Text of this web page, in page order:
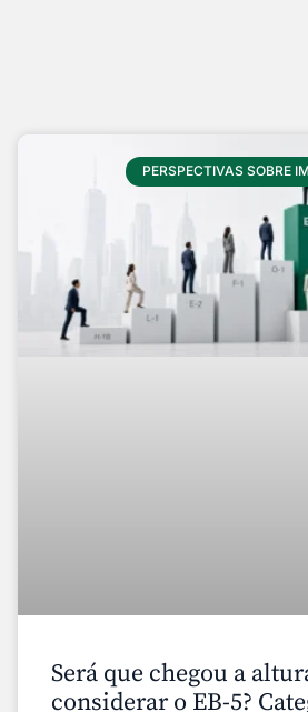
PERSPECTIVAS SOBRE
Será que chegou a
considerar o EB-5?